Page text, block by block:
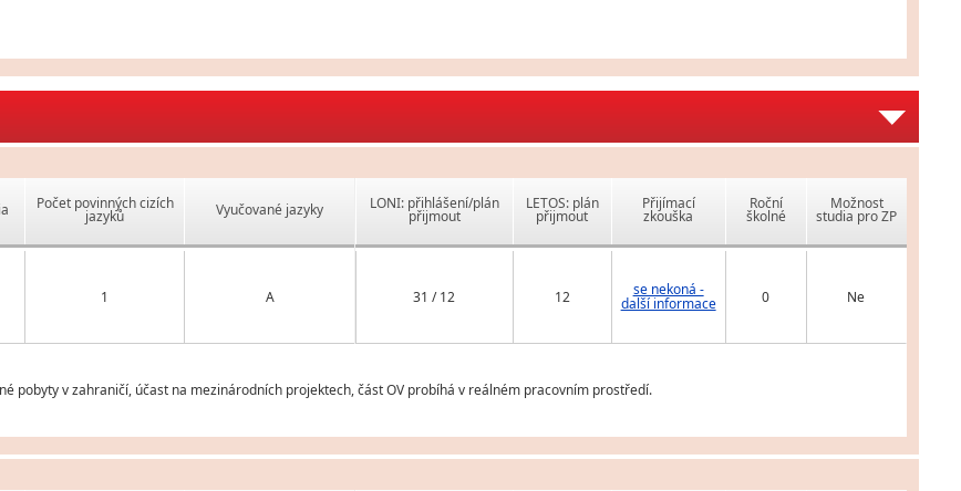
Počet povinných cizích
jazyků Vyučované jazyky
1 A
LONI: přihlášení/plán
přijmout
LETOS: plán
přijmout
Přijímací
zkouška
Roční
školné
Možnost
studia pro ZP
31 / 12 12 se nekoná -
další informace 0 Ne
pobyty v zahraničí, účast na mezinárodních projektech, část OV probíhá v reálném pracovním prostředí.